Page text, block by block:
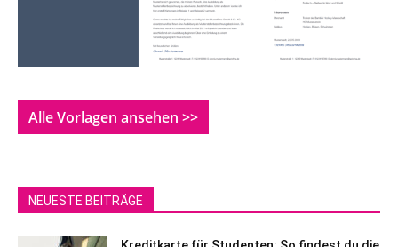
Alle Vorlagen ansehen >>
NEUESTE BEITRÄGE